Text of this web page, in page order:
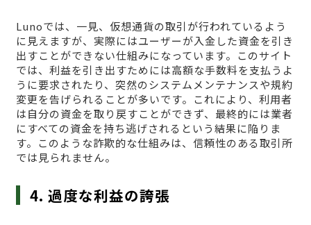
Lunoでは、一見、仮想通貨の取引が行われているよう
に見えますが、実際にはユーザーが入金した資金を引き
出すことができない仕組みになっています。このサイト
では、利益を引き出すためには高額な手数料を支払うよ
うに要求されたり、突然のシステムメンテナンスや規約
変更を告げられることが多いです。これにより、利用者
は自分の資金を取り戻すことができず、最終的には業者
にすべての資金を持ち逃げされるという結果に陥りま
す。このような詐欺的な仕組みは、信頼性のある取引所
では見られません。
4. 過度な利益の誇張